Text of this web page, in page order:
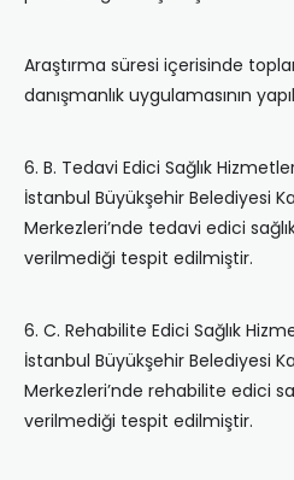
Araştırma süresi içerisinde
danışmanlık uygulamasının
6. B. Tedavi Edici Sağlık
İstanbul Büyükşehir Belediyesi
Merkezleri’nde tedavi edici
verilmediği tespit edilmiştir.
6. C. Rehabilite Edici Sağlık
İstanbul Büyükşehir Belediyesi
Merkezleri’nde rehabilite edici
verilmediği tespit edilmiştir.